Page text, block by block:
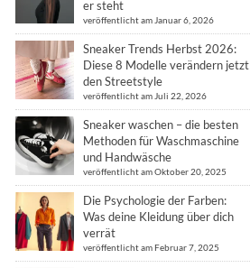
er steht
veröffentlicht am Januar 6, 2026
Sneaker Trends Herbst 2026:
Diese 8 Modelle verändern jetzt
den Streetstyle
veröffentlicht am Juli 22, 2026
Sneaker waschen – die besten
Methoden für Waschmaschine
und Handwäsche
veröffentlicht am Oktober 20, 2025
Die Psychologie der Farben:
Was deine Kleidung über dich
verrät
veröffentlicht am Februar 7, 2025